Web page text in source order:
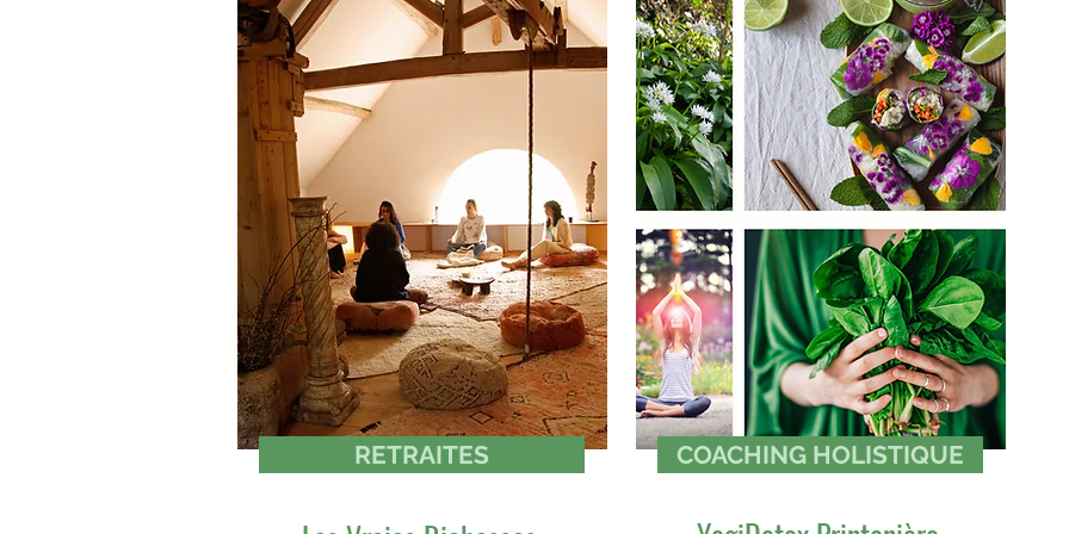
Détails Détails
RETRAITES COACHING HOLISTIQUE